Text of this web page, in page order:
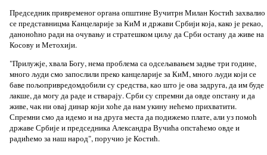
Председник привременог органа општине Вучитрн Милан Костић захвалио
се представницма Канцеларије за КиМ и држави Србији која, како је рекао,
даноноћно ради на очувању и стратешком циљу да Срби остану да живе на
Косову и Метохији.
"Прилужје, хвала Богу, нема проблема са одсељавањем задње три године,
много људи смо запослили преко канцеларије за КиМ, много људи који се
баве пољопривредомдобили су средства, као што је ова задруга, да им буде
лакше, да могу да раде и стварају. Срби су спремни да овде опстану и да
живе, чак ни овај динар који хоће да нам укину нећемо прихватити.
Спремни смо да идемо и на друга места да подижемо плате, али уз помоћ
државе Србије и председника Александра Вучића опстаћемо овде и
радићемо за наш народ", поручио је Костић.